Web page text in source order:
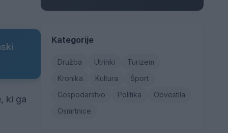
ki ga
Kategorije
Družba Utrinki
Turizem
Kronika
Kultura
Šport
Gospodarstvo
Politika
Obvestila
Osmrtnice